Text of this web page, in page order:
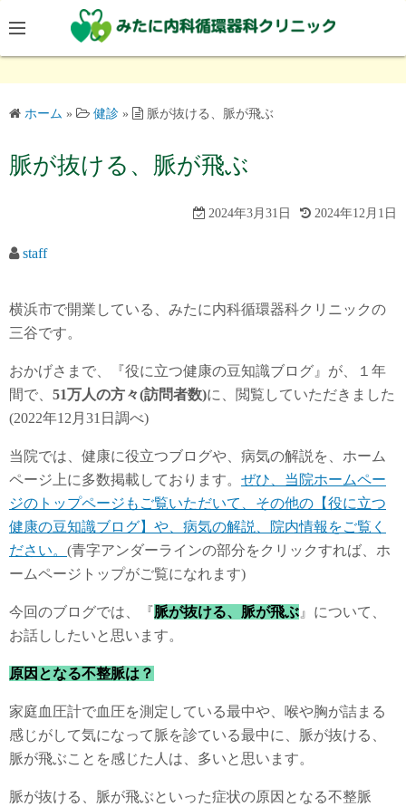
ン
テ
ン
ス
キ
ホーム » 健診 » 脈が抜ける、脈が飛ぶ
脈が抜ける、脈が飛ぶ
2024年3月31日 2024年12月1日
staff
横浜市で開業している、みたに内科循環器科クリニックの
三谷です。
おかげさまで、『役に立つ健康の豆知識ブログ』が、１年
間で、 51万人の方々(訪問者数)に、閲覧していただきました
(2022年12月31日調べ)
当院では、健康に役立つブログや、病気の解説を、ホーム
ページ上に多数掲載しております。 ぜひ、当院ホームペー
ジのトップページもご覧いただいて、その他の【役に立つ
健康の豆知識ブログ】や、病気の解説、院内情報をご覧く
ださい。 (青字アンダーラインの部分をクリックすれば、ホ
ームページトップがご覧になれます)
今回のブログでは、『脈が抜ける、脈が飛ぶ 』について、
お話ししたいと思います。
原因となる不整脈は？
家庭血圧計で血圧を測定している最中や、喉や胸が詰まる
感じがして気になって脈を診ている最中に、脈が抜ける、
脈が飛ぶことを感じた人は、多いと思います。
脈が抜ける、脈が飛ぶといった症状の原因となる不整脈